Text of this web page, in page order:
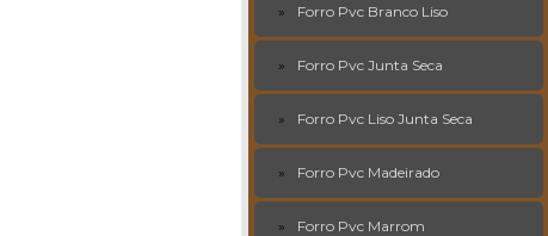
Forro Pvc Branco Liso
Forro Pvc Junta Seca
Forro Pvc Liso Junta Seca
Forro Pvc Madeirado
Forro Pvc Marrom